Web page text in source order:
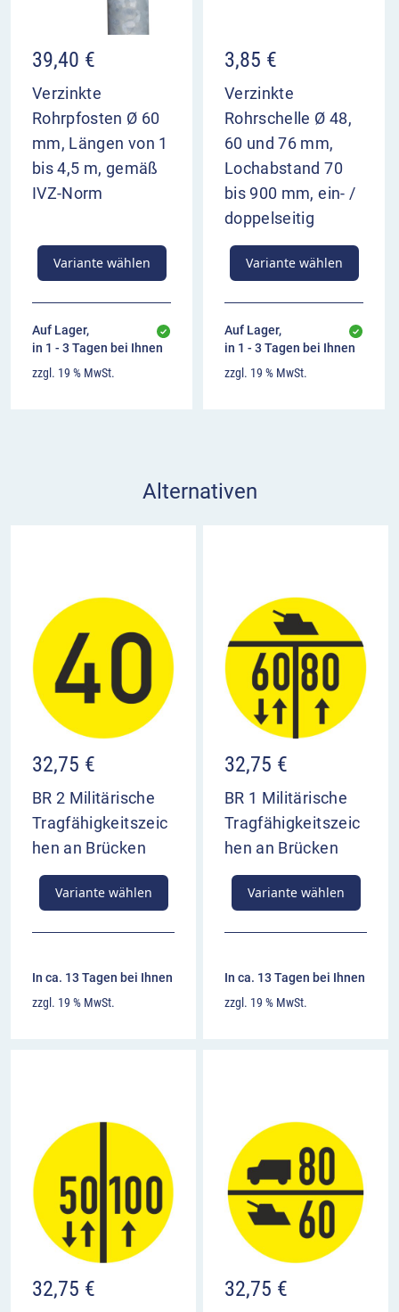
39,40 €
Verzinkte
Rohrpfosten Ø 60
mm, Längen von 1
bis 4,5 m, gemäß
IVZ-Norm
Variante wählen
Auf Lager,
in 1 - 3 Tagen bei Ihnen
zzgl. 19 % MwSt.
3,85 €
Verzinkte
Rohrschelle Ø 48,
60 und 76 mm,
Lochabstand 70
bis 900 mm, ein- /
doppelseitig
Variante wählen
Auf Lager,
in 1 - 3 Tagen bei Ihnen
zzgl. 19 % MwSt.
Alternativen
32,75 €
BR 2 Militärische
Tragfähigkeitszeic
hen an Brücken
Variante wählen
In ca. 13 Tagen bei Ihnen
zzgl. 19 % MwSt.
32,75 €
BR 1 Militärische
Tragfähigkeitszeic
hen an Brücken
Variante wählen
In ca. 13 Tagen bei Ihnen
zzgl. 19 % MwSt.
32,75 € 32,75 €